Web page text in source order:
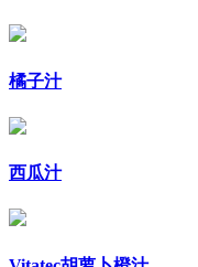
橘子汁
西瓜汁